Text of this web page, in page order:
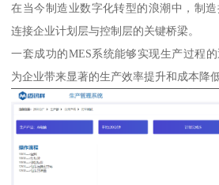
在当今制造业数字化转型的浪潮中，制
连接企业计划层与控制层的关键桥梁。
一套成功的MES系统能够实现生产过程
为企业带来显著的生产效率提升和成本降低